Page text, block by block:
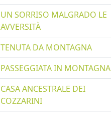
UN SORRISO MALGRADO LE
AVVERSITÀ
TENUTA DA MONTAGNA
PASSEGGIATA IN MONTAGNA
CASA ANCESTRALE DEI
COZZARINI